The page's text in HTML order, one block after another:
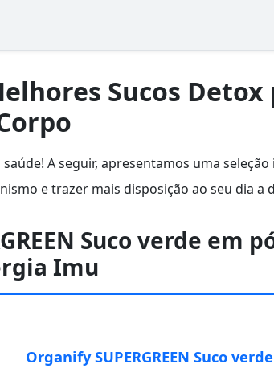
Sucos Detox
A seguir, apresentamos uma
e trazer mais disposição ao seu dia a
Suco verde em
Imu
Organify SUPERGREEN Suco